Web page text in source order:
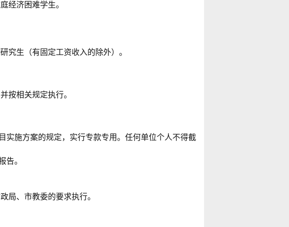
经济困难学生。
究生（有固定工资收入的除外）。
按相关规定执行。
施方案的规定，实行专款专用。任何单位个人不得截
告。
局、市教委的要求执行。